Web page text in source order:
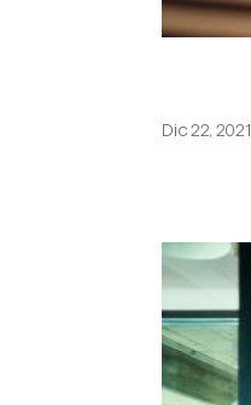
Dic 22, 2021